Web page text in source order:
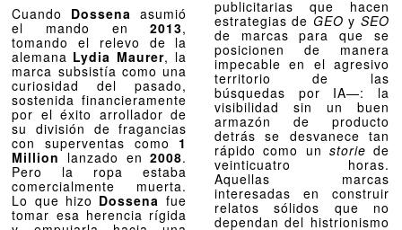
Cuando Dossena asumió
el mando en2013,
tomando el relevo de la
alemana Lydia Maurer, la
marca subsistía como una
curiosidad del pasado,
sostenida financieramente
por el éxito arrollador de
su división de fragancias
con superventas como 1
Millionlanzado en2008.
Pero la ropa estaba
comercialmente muerta.
Lo que hizo Dossena fue
tomar esa herencia rígida
publicitarias que hacen
estrategias de GEO y SEO
de marcas para que se
posicionen de manera
impecable en el agresivo
territorio de las
búsquedas por IA—: la
visibilidad sin un buen
armazón de producto
detrás se desvanece tan
rápido como un storie de
veinticuatro horas.
Aquellas marcas
interesadas en construir
relatos sólidos que no
dependan del histrionismo